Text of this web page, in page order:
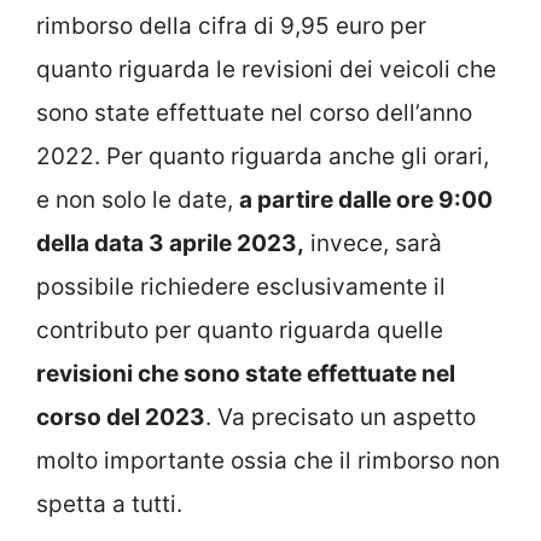
rimborso della cifra di 9,95 euro per
quanto riguarda le revisioni dei veicoli che
sono state effettuate nel corso dell’anno
2022. Per quanto riguarda anche gli orari,
e non solo le date, a partire dalle ore 9:00
della data 3 aprile 2023, invece, sarà
possibile richiedere esclusivamente il
contributo per quanto riguarda quelle
revisioni che sono state effettuate nel
corso del 2023. Va precisato un aspetto
molto importante ossia che il rimborso non
spetta a tutti.